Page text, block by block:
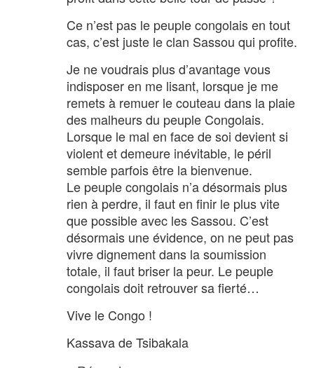
Ce n’est pas le peuple congolais en tout
cas, c’est juste le clan Sassou qui profite.
Je ne voudrais plus d’avantage vous
indisposer en me lisant, lorsque je me
remets à remuer le couteau dans la plaie
des malheurs du peuple Congolais.
Lorsque le mal en face de soi devient si
violent et demeure inévitable, le péril
semble parfois être la bienvenue.
Le peuple congolais n’a désormais plus
rien à perdre, il faut en finir le plus vite
que possible avec les Sassou. C’est
désormais une évidence, on ne peut pas
vivre dignement dans la soumission
totale, il faut briser la peur. Le peuple
congolais doit retrouver sa fierté…
Vive le Congo !
Kassava de Tsibakala